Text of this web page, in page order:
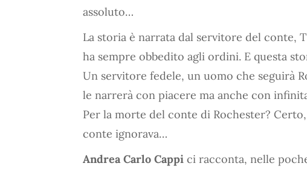
assoluto…
La storia è narrata dal servitore del conte,
ha sempre obbedito agli ordini. E questa
Un servitore fedele, un uomo che seguirà
le narrerà con piacere ma anche con
Per la morte del conte di Rochester?
conte ignorava…
Andrea Carlo Cappi ci racconta, nelle